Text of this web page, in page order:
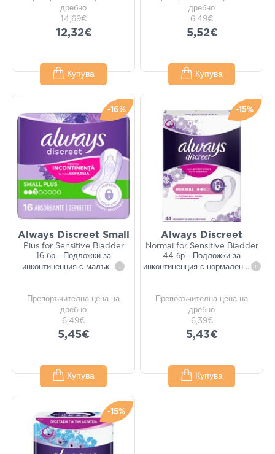
дребно
14,69€
12,32€
Купува
дребно
6,49€
5,52€
Купува
-16%
Always Discreet Small
Plus for Sensitive Bladder
16 бр - Подложки за
инконтиненция с малък... i
Препоръчителна цена на
дребно
6,49€
5,45€
Купува
-15%
Always Discreet
Normal for Sensitive Bladder
44 бр - Подложки за
инконтиненция с нормален ... i
Препоръчителна цена на
дребно
6,39€
5,43€
Купува
-15%